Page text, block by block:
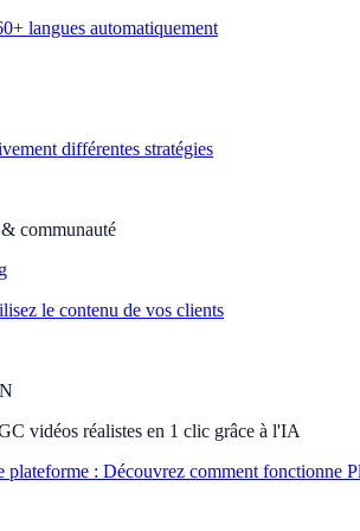
langues automatiquement
différentes stratégies
communauté
le contenu de vos clients
vidéos réalistes en 1 clic grâce à l'IA
plateforme : Découvrez comment fonctionne